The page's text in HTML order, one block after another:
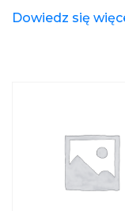
Dowiedz się